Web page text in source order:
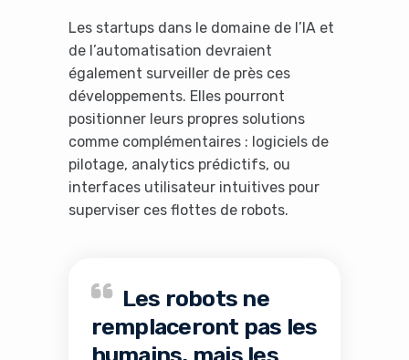
Les startups dans le domaine de l’IA et
de l’automatisation devraient
également surveiller de près ces
développements. Elles pourront
positionner leurs propres solutions
comme complémentaires : logiciels de
pilotage, analytics prédictifs, ou
interfaces utilisateur intuitives pour
superviser ces flottes de robots.
Les robots ne
remplaceront pas les
humains, mais les